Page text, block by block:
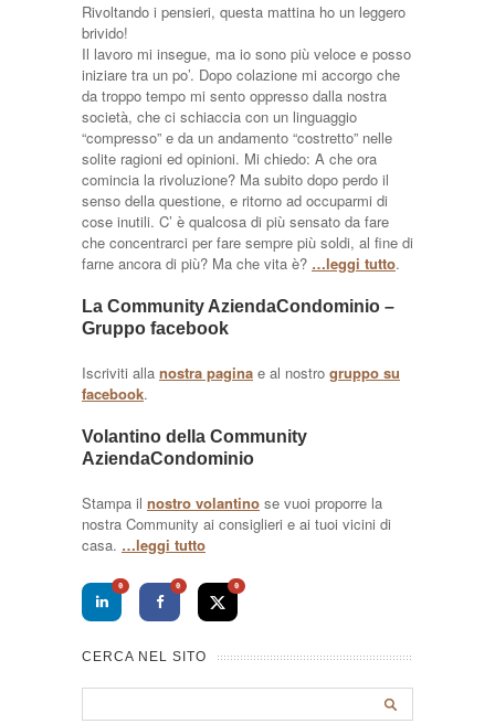
Rivoltando i pensieri, questa mattina ho un leggero
brivido!
Il lavoro mi insegue, ma io sono più veloce e posso
iniziare tra un po’. Dopo colazione mi accorgo che
da troppo tempo mi sento oppresso dalla nostra
società, che ci schiaccia con un linguaggio
“compresso” e da un andamento “costretto” nelle
solite ragioni ed opinioni. Mi chiedo: A che ora
comincia la rivoluzione? Ma subito dopo perdo il
senso della questione, e ritorno ad occuparmi di
cose inutili. C’ è qualcosa di più sensato da fare
che concentrarci per fare sempre più soldi, al fine di
farne ancora di più? Ma che vita è? …leggi tutto.
La Community AziendaCondominio –
Gruppo facebook
Iscriviti alla nostra pagina e al nostro gruppo su
facebook.
Volantino della Community
AziendaCondominio
Stampa il nostro volantino se vuoi proporre la
nostra Community ai consiglieri e ai tuoi vicini di
casa. …leggi tutto
0 0 0
CERCA NEL SITO